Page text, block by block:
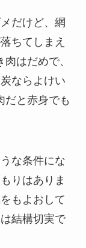
だけど、網
ちてしまえ
はだめで、
ならよけい
だと赤身でも
な条件にな
りはありま
もよおして
結構切実で